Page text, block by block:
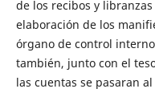
de los recibos y
elaboración de los
órgano de control
también, junto con el
las cuentas se pasaran